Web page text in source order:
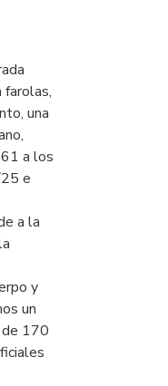
una
a los
e
a la
y
un
de 170